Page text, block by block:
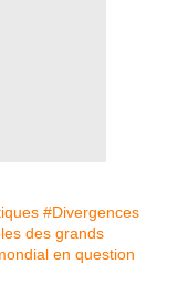
#Divergences
des grands
en question